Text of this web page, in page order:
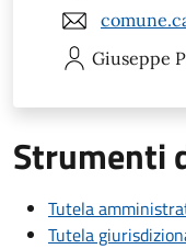
Giuseppe
Strumenti
Tutela
Tutela